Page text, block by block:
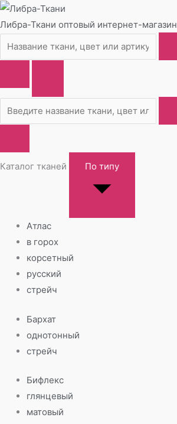
Либра-Ткани оптовый интернет-магазин
Каталог тканей По типу
Атлас
в горох
корсетный
русский
стрейч
Бархат
однотонный
стрейч
Бифлекс
глянцевый
матовый